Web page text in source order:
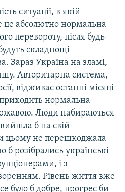
ситуації, в якій
це абсолютно нормальна
перевороту, після будь-
складнощі
Зараз Україна на зламі,
Авторитарна система,
відживає останні місяці
приходить нормальна
Люди набираються
б на свій
цьому не перешкоджала
б розібрались українські
і з
Рівень життя вже
було б добре, прогрес би